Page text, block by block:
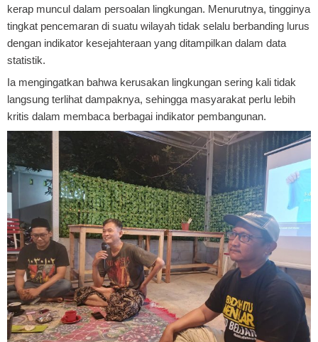
kerap muncul dalam persoalan lingkungan. Menurutnya, tingginya
tingkat pencemaran di suatu wilayah tidak selalu berbanding lurus
dengan indikator kesejahteraan yang ditampilkan dalam data
statistik.
Ia mengingatkan bahwa kerusakan lingkungan sering kali tidak
langsung terlihat dampaknya, sehingga masyarakat perlu lebih
kritis dalam membaca berbagai indikator pembangunan.